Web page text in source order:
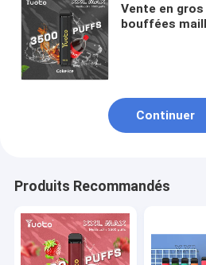
Vente en
bouffées
Continuer
Produits Recommandés